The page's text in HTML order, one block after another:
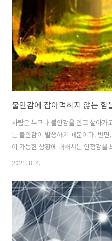
한 다양한 휴대용 스마트 기기들이 존
그램의 모습도 다양하다고 할 수 있다
것은 코딩에 ..
불안감에 잡아먹히지 않는 힘
사람은 누구나 불안감을 안고 살아가
는 불안감이 발생하기 때문이다. 반
이 가능한 상황에 대해서는 안정감을
할 때는 분명히 원하는 것이 존재한다
로 잘 진행되는 과정에서는 큰 힘을
크고 작은 문제가 발생하는 경우라
가 올바르게 하고 있는가', '이렇게
수하면 어쩌지' 등등의 생각이 든다.
있기 마련이다. 넘치는 에너지와 열
2021. 8. 4.